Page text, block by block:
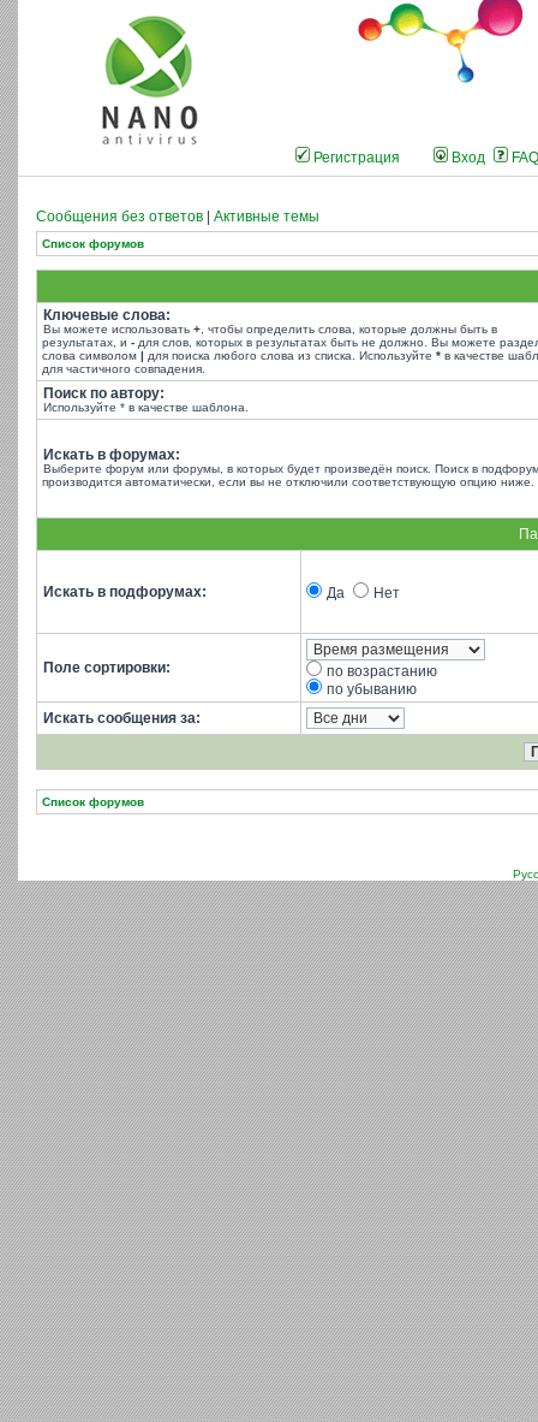
Регистрация Вход FAQ
Сообщения без ответов Активные темы
Список форумов
Ключевые слова:
Вы можете использовать + , чтобы определить слова, которые должны быть в
результатах, и - для слов, которых в результатах быть не должно. Вы можете
слова символом | для поиска любого слова из списка. Используйте * в качестве
для частичного совпадения.
Поиск по автору:
Используйте * в качестве шаблона.
Искать в форумах:
Выберите форум или форумы, в которых будет произведён поиск. Поиск в
производится автоматически, если вы не отключили соответствующую опцию ниже.
Искать в подфорумах: Да Нет
Поле сортировки:
по возрастанию
по убыванию
Искать сообщения за:
Список форумов